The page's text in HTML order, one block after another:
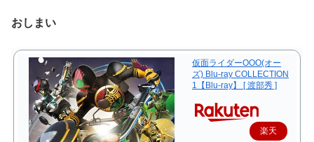
おしまい
仮面ライダーOOO(オー
ズ) Blu-ray COLLECTION
1【Blu-ray】 [ 渡部秀 ]
楽天